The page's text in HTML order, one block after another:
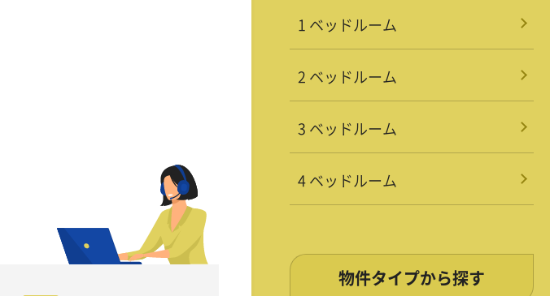
1 ベッドルーム
2 ベッドルーム
3 ベッドルーム
4 ベッドルーム
物件タイプから探す